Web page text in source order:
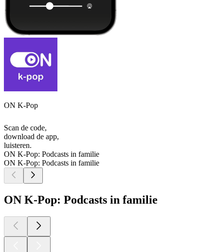
ON K-Pop
Scan de code,
download de app,
luisteren.
ON K-Pop: Podcasts in familie
ON K-Pop: Podcasts in familie
ON K-Pop: Podcasts in familie